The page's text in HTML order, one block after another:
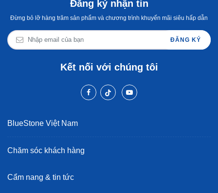
Đăng ký nhận tin
Đừng bỏ lỡ hàng trăm sản phẩm và chương trình khuyến mãi siêu hấp dẫn
ĐĂNG KÝ
Kết nối với chúng tôi
BlueStone Việt Nam
Chăm sóc khách hàng
Cẩm nang & tin tức